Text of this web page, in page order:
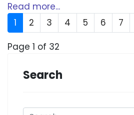
Read more...
1
2 3 4 5 6 7
Page 1 of 32
Search